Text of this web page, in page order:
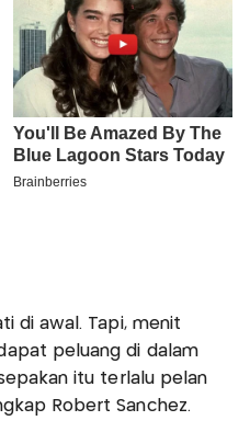
di awal. Tapi, menit
peluang di dalam
itu terlalu pelan
Robert Sanchez.